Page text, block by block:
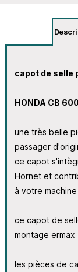
capot de selle
HONDA CB
une très belle
passager
ce capot
Hornet et
à votre machine
ce capot de
montage ermax
les pièces de